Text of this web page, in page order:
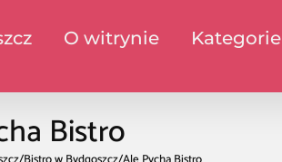
O witrynie Kategorie
Bistro